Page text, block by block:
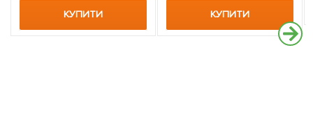
КУПИТИ КУПИТИ